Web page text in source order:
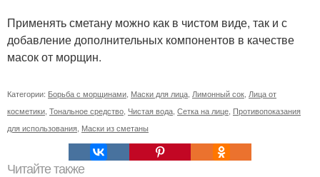
Применять сметану можно как в чистом виде, так и с
добавление дополнительных компонентов в качестве
масок от морщин.
Категории: Борьба с морщинами Маски для лица Лимонный сок Лица от
косметики Тональное средство Чистая вода Сетка на лице Противопоказания
для использования Маски из сметаны
Читайте также